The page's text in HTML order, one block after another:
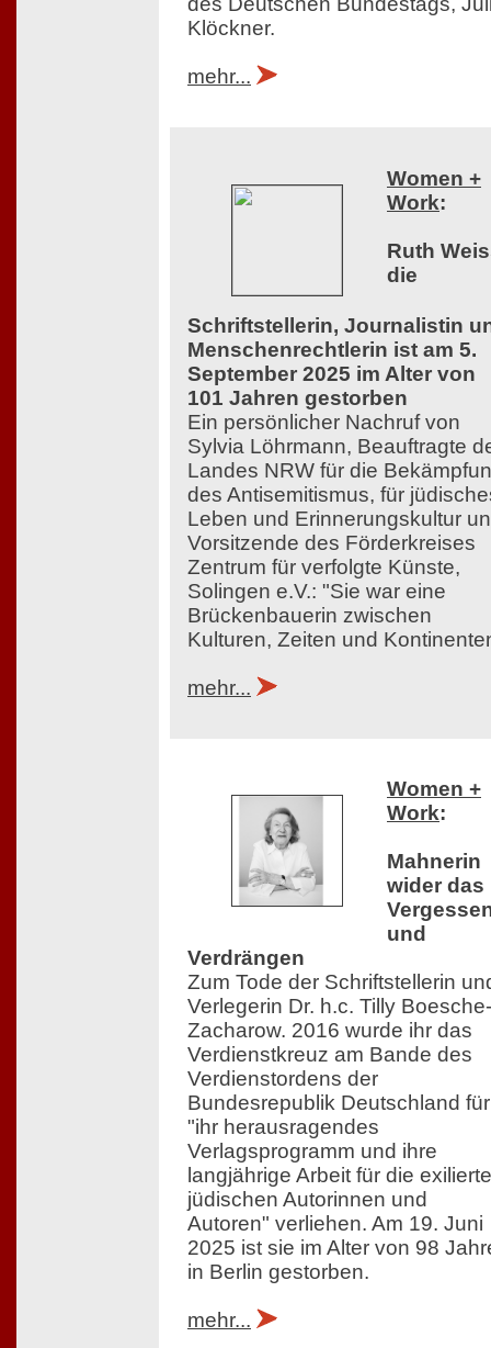
Klöckner.
mehr...
Women +
Work:
Ruth
die
Schriftstellerin, Journalistin
Menschenrechtlerin ist am 5.
September 2025 im Alter von
101 Jahren gestorben
Ein persönlicher Nachruf von
Sylvia Löhrmann, Beauftragte
Landes NRW für die
des Antisemitismus, für
Leben und Erinnerungskultur
Vorsitzende des Förderkreises
Zentrum für verfolgte Künste,
Solingen e.V.: "Sie war eine
Brückenbauerin zwischen
Kulturen, Zeiten und
mehr...
Women +
Work:
Mahnerin
wider das
und
Verdrängen
Zum Tode der Schriftstellerin
Verlegerin Dr. h.c. Tilly Boesche-
Zacharow. 2016 wurde ihr das
Verdienstkreuz am Bande des
Verdienstordens der
Bundesrepublik Deutschland für
"ihr herausragendes
Verlagsprogramm und ihre
langjährige Arbeit für die
jüdischen Autorinnen und
Autoren" verliehen. Am 19. Juni
2025 ist sie im Alter von 98
in Berlin gestorben.
mehr...